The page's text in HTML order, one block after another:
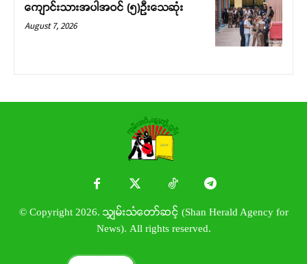
ကျောင်းသားအပါအဝင် (၅)ဉီးသေဆုံး
August 7, 2026
© Copyright 2026. သျှမ်းသံတော်ဆင့် (Shan Herald Agency for
News). All rights reserved.